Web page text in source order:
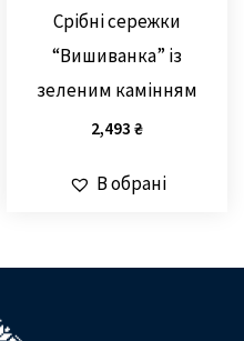
Срібні сережки
“Вишиванка” із
зеленим камінням
2,493 ₴
В обрані